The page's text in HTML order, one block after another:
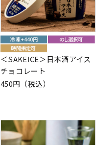
＜SAKEICE＞日本酒アイス
チョコレート
450円（税込）